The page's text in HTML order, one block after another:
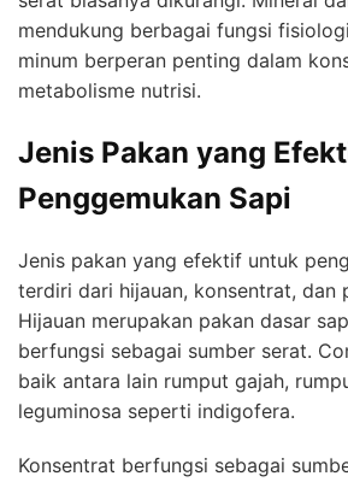
mendukung berbagai fungsi
minum berperan penting dalam
metabolisme nutrisi.
Jenis Pakan yang
Penggemukan Sapi
Jenis pakan yang efektif untuk
terdiri dari hijauan, konsentrat, dan
Hijauan merupakan pakan dasar
berfungsi sebagai sumber serat.
baik antara lain rumput gajah,
leguminosa seperti indigofera.
Konsentrat berfungsi sebagai